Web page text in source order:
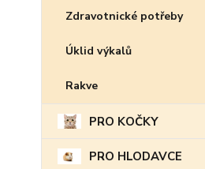
Zdravotnické potřeby
Úklid výkalů
Rakve
PRO KOČKY
PRO HLODAVCE